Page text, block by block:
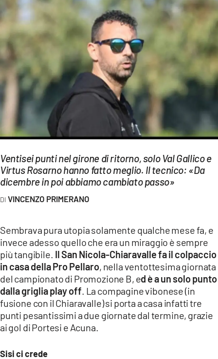
ECONOMIA E LAVORO
SPORT
LAC TV
LAC ONAIR
LaC
Network
LACTV.IT
LACONAIR.IT
LACITYMAG.IT
ILREGGINO.IT
COSENZACHANNEL.IT
Ventisei punti nel girone di ritorno, solo Val Gallico e
Virtus Rosarno hanno fatto meglio. Il tecnico: «Da
dicembre in poi abbiamo cambiato passo»
VINCENZO PRIMERANO
Sembrava pura utopia solamente qualche mese fa, e
invece adesso quello che era un miraggio è sempre
più tangibile. Il San Nicola-Chiaravalle fa il colpaccio
in casa della Pro Pellaro, nella ventottesima giornata
del campionato di Promozione B, ed è a un solo punto
dalla griglia play off . La compagine vibonese (in
fusione con il Chiaravalle) si porta a casa infatti tre
punti pesantissimi a due giornate dal termine, grazie
ai gol di Portesi e Acuna.
Sisi ci crede